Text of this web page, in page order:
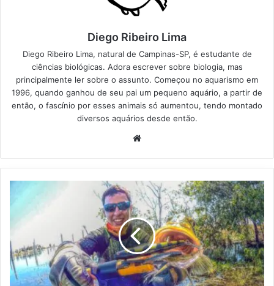
Diego Ribeiro Lima
Diego Ribeiro Lima, natural de Campinas-SP, é estudante de
ciências biológicas. Adora escrever sobre biologia, mas
principalmente ler sobre o assunto. Começou no aquarismo em
1996, quando ganhou de seu pai um pequeno aquário, a partir de
então, o fascínio por esses animais só aumentou, tendo montado
diversos aquários desde então.
Website